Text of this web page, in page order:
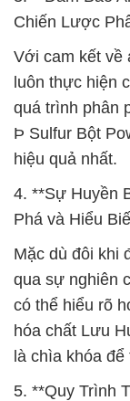
Chiến Lược
Với cam kết về
luôn thực hiện
quá trình phân
Þ Sulfur Bột
hiệu quả nhất.
4. **Sự Huyền
Phá và Hiểu
Mặc dù đôi khi
qua sự nghiên
có thể hiểu rõ
hóa chất Lưu
là chìa khóa
5. **Quy Trình